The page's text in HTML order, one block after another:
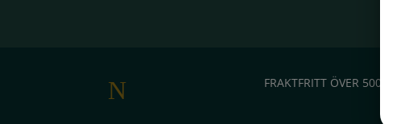
N FRAKTFRITT ÖVER 500 KR